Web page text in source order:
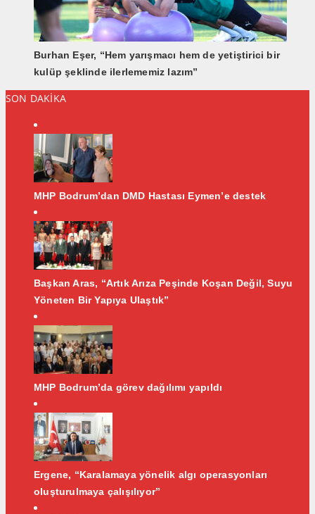
Burhan Eşer, “Hem yarışmacı hem de yetiştirici bir
kulüp şeklinde ilerlememiz lazım”
SON DAKİKA
MHP Bodrum’dan DMD Hastası Eymen’e destek
Başkan Aras, “Artık Arıza Peşinde Koşan Değil, Suyu
Yöneten Bir Yapıya Ulaştık”
MHP Bodrum’da görev dağılımı yapıldı
Ergene, “Karalamaya yönelik algı operasyonları
oluşturulmaya çalışılıyor”